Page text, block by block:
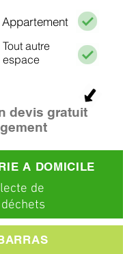
Appartement
Tout autre
espace
devis gratuit
A DOMICILE
de